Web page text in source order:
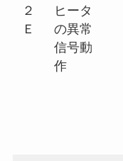
２
Ｅ
ヒータ
の異常
信号動
作